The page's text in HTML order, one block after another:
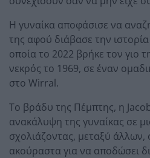
Η γυναίκα αποφάσισε να
της αφού διάβασε την
οποία το 2022 βρήκε τον γιο
νεκρός το 1969, σε έναν
στο Wirral.
Το βράδυ της Πέμπτης, η
ανακάλυψη της γυναίκας σε
σχολιάζοντας, μεταξύ άλλων,
ακούραστα για να αποδώσει